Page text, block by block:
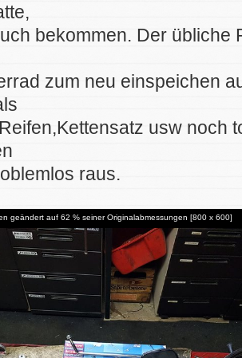
bekommen. Der übliche
zum neu einspeichen
usw noch
raus.
geändert auf 62 % seiner Originalabmessungen [800 x 600]